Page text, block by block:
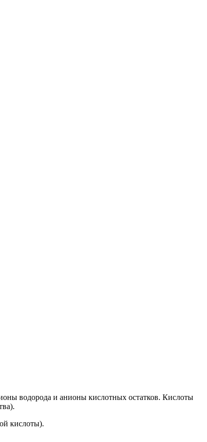
водорода и анионы кислотных остатков. Кислоты
кислоты).